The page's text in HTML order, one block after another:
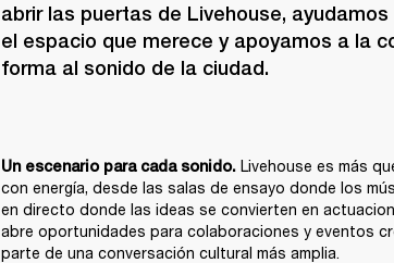
abrir las puertas de Livehouse,
el espacio que merece y apoyamos a la
forma al sonido de la ciudad.
Un escenario para cada sonido. Livehouse es más
con energía, desde las salas de ensayo donde los
en directo donde las ideas se convierten en
abre oportunidades para colaboraciones y eventos
parte de una conversación cultural más amplia.